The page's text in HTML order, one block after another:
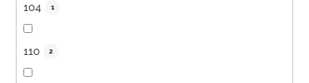
104 1
110 2